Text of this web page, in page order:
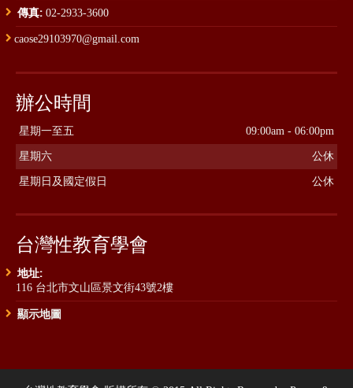
傳真: 02-2933-3600
caose29103970@gmail.com
辦公時間
星期一至五 09:00am - 06:00pm
星期六 公休
星期日及國定假日 公休
台灣性教育學會
地址:
116 台北市文山區景文街43號2樓
顯示地圖